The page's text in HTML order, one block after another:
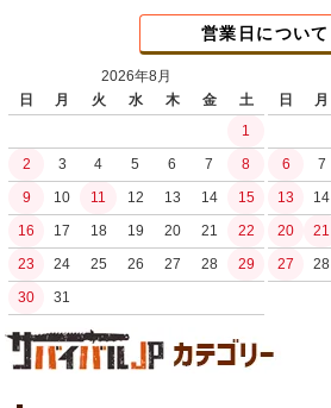
営業日について
2026年8月
日
月 火 水 木 金
土
1
2
3 4 5 6 7
8
9
10 11 12 13 14
15
16
17 18 19 20 21
22
23
24 25 26 27 28
29
30
31
日
月
6
7
13
14
20
21
27
28
土日祝日の商品発送はございません。